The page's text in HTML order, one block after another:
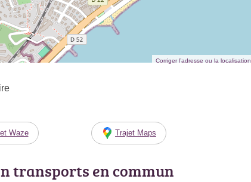
Corriger l’adresse ou la localisation
Waze Trajet Maps
transports en commun